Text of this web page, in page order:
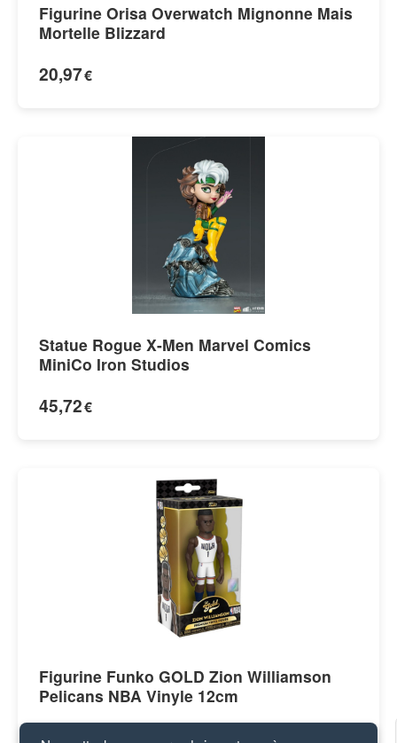
Figurine Orisa Overwatch Mignonne Mais
Mortelle Blizzard
20,97€
Statue Rogue X-Men Marvel Comics
MiniCo Iron Studios
45,72€
Figurine Funko GOLD Zion Williamson
Pelicans NBA Vinyle 12cm
35,79 €